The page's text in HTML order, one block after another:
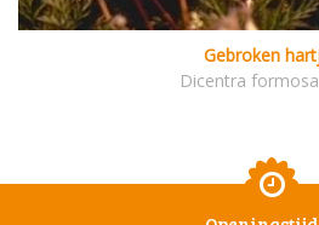
Gebroken
Dicentra